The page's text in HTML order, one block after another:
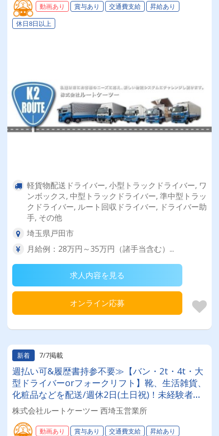
動画あり 賞与あり 交通費支給
昇給あり
休日8日以上
軽貨物配送ドライバー, 小型トラックドライバー, ワ
ンボックス, 中型トラックドライバー, 準中型トラッ
クドライバー, ルート回収ドライバー, ドライバー助
手, その他
埼玉県戸田市
月給例：28万円～35万円（諸手当含む）...
求人内容を見る
オンライン応募
新着 7/7掲載
週払い可&履歴書持参不要≫【バン・2t・4t・大
型ドライバーorフォークリフト】靴、生活雑貨、
化粧品などを配送/週休2日(土日祝)！未経験者・
普通免許のみ大歓迎！大型免許取得時は50%費用
補助制度も有★インセン・賞与・勤続給・子ども
手当など待遇充実
株式会社ルートケーツー 西埼玉営業所
動画あり 賞与あり 交通費支給
昇給あり